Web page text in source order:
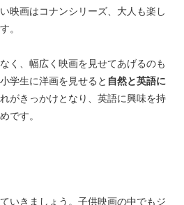
映画はコナンシリーズ、大人も楽し
。
く、幅広く映画を見せてあげるのも
学生に洋画を見せると 自然と英語に
がきっかけとなり、英語に興味を持
です。
いきましょう。子供映画の中でもジ